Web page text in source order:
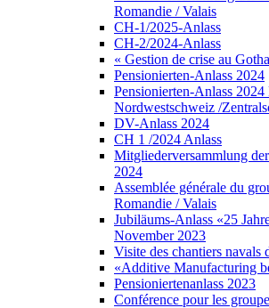
Romandie / Valais
CH-1/2025-Anlass
CH-2/2024-Anlass
« Gestion de crise au
Pensionierten-Anlass 2024
Pensionierten-Anlass 2024
Nordwestschweiz /
DV-Anlass 2024
CH 1 /2024 Anlass
Mitgliederversammlung
2024
Assemblée générale du
Romandie / Valais
Jubiläums-Anlass «25
November 2023
Visite des chantiers
«Additive Manufacturing
Pensioniertenanlass 2023
Conférence pour les